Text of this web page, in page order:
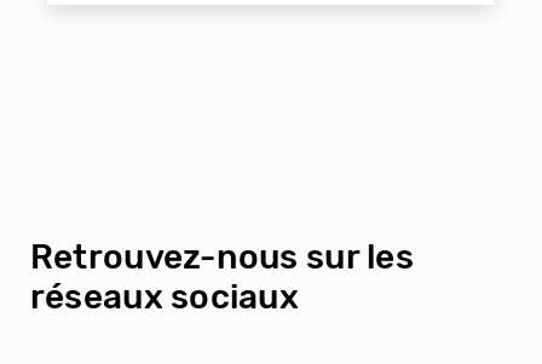
Retrouvez-nous sur les
réseaux sociaux